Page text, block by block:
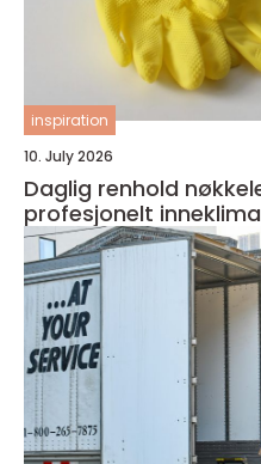
inspiration
10. July 2026
Daglig renhold nøkkelen til et sunt og
profesjonelt inneklima